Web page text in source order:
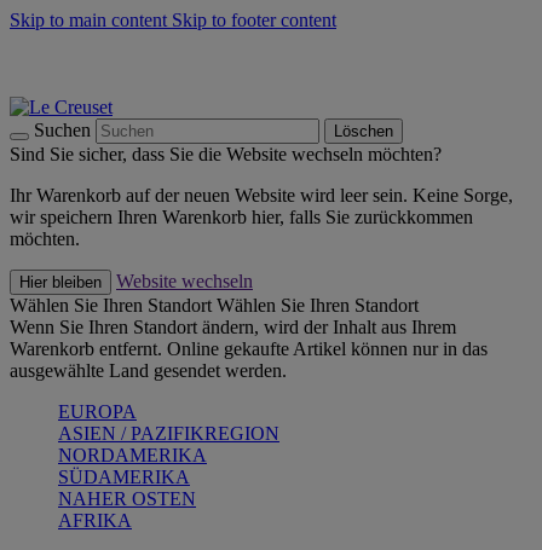
Skip to main content Skip to footer content
Suchen Löschen
Sind Sie sicher, dass Sie die Website wechseln möchten?
Ihr Warenkorb auf der neuen Website wird leer sein. Keine Sorge,
wir speichern Ihren Warenkorb hier, falls Sie zurückkommen
möchten.
Hier bleiben
Website wechseln
Wählen Sie Ihren Standort Wählen Sie Ihren Standort
Wenn Sie Ihren Standort ändern, wird der Inhalt aus Ihrem
Warenkorb entfernt. Online gekaufte Artikel können nur in das
ausgewählte Land gesendet werden.
EUROPA
ASIEN / PAZIFIKREGION
NORDAMERIKA
SÜDAMERIKA
NAHER OSTEN
AFRIKA